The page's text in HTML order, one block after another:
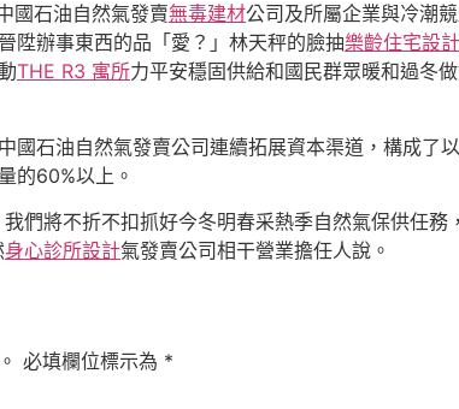
國石油自然氣發賣無毒建材公司及所屬企業與冷潮
陞辦事東西的品「愛？」林天秤的臉抽樂齡住宅設計
THE R3 寓所力平安穩固供給和國民群眾暖和過冬
國石油自然氣發賣公司連續拓展資本渠道，構成了
的60%以上。
們將不折不扣抓好今冬明春采熱季自然氣保供任務
身心診所設計氣發賣公司相干營業擔任人說。
必填欄位標示為 *